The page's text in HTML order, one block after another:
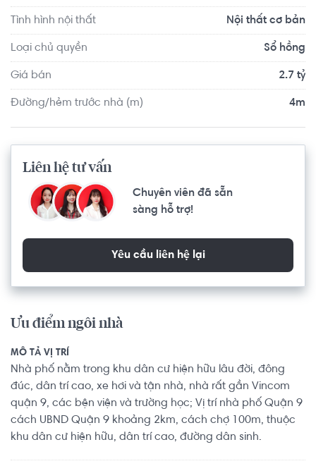
Tình hình nội thất Nội thất cơ bản
Loại chủ quyền Sổ hồng
Giá bán 2.7 tỷ
Đường/hẻm trước nhà (m) 4m
Liên hệ tư vấn
Chuyên viên đã sẵn
sàng hỗ trợ!
Yêu cầu liên hệ lại
Ưu điểm ngôi nhà
MÔ TẢ VỊ TRÍ
Nhà phố nằm trong khu dân cư hiện hữu lâu đời, đông
đúc, dân trí cao, xe hơi và tận nhà, nhà rất gần Vincom
quận 9, các bện viện và trường học; Vị trí nhà phố Quận 9
cách UBND Quận 9 khoảng 2km, cách chợ 100m, thuộc
khu dân cư hiện hữu, dân trí cao, đường dân sinh.